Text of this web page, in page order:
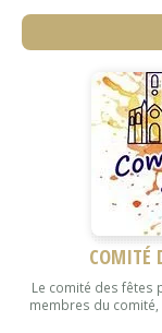
COMITÉ
Le comité des fêtes
membres du